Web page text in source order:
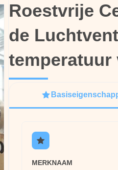
Roestvrije
de
temperatuur
Roestvrije
de
temperatuur
MERKNAAM